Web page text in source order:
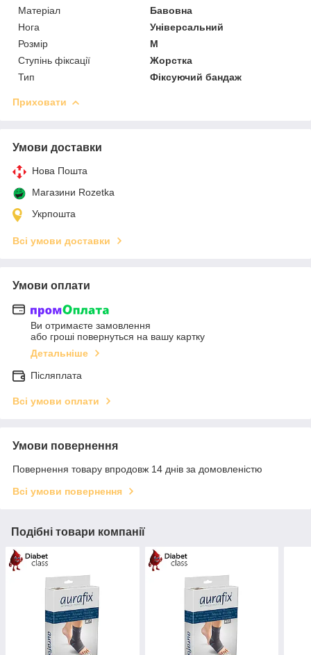
Матеріал
Бавовна
Нога
Універсальний
Розмір
M
Ступінь фіксації
Жорстка
Тип
Фіксуючий бандаж
Приховати
Умови доставки
Нова Пошта
Магазини Rozetka
Укрпошта
Всі умови доставки
Умови оплати
Ви отримаєте замовлення
або гроші повернуться на вашу картку
Детальніше
Післяплата
Всі умови оплати
Умови повернення
Повернення товару впродовж 14 днів за домовленістю
Всі умови повернення
Подібні товари компанії